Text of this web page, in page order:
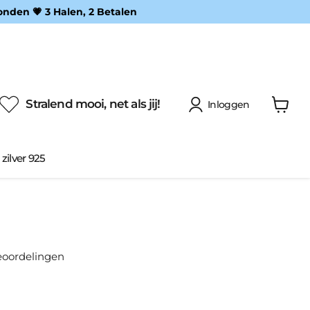
💗 3 Halen, 2 Betalen
Stralend mooi, net als jij! Inloggen
zilver 925